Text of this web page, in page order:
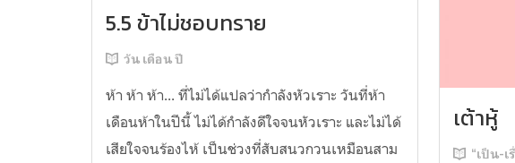
5.5 ข้าไม่ชอบทราย
วัน เดือน ปี
ห้า ห้า ห้า... ที่ไม่ได้แปลว่ากำลังหัวเราะ วันที่ห้า
เดือนห้าในปีนี้ ไม่ได้กำลังดีใจจนหัวเราะ และไม่ได้
เสียใจจนร้องไห้ เป็นช่วงที่สับสนวกวนเหมือนสาม
เต้าหู้
“เป็น-เ